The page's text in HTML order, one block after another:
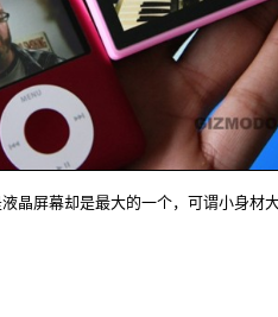
晶屏幕却是最大的一个，可谓小身